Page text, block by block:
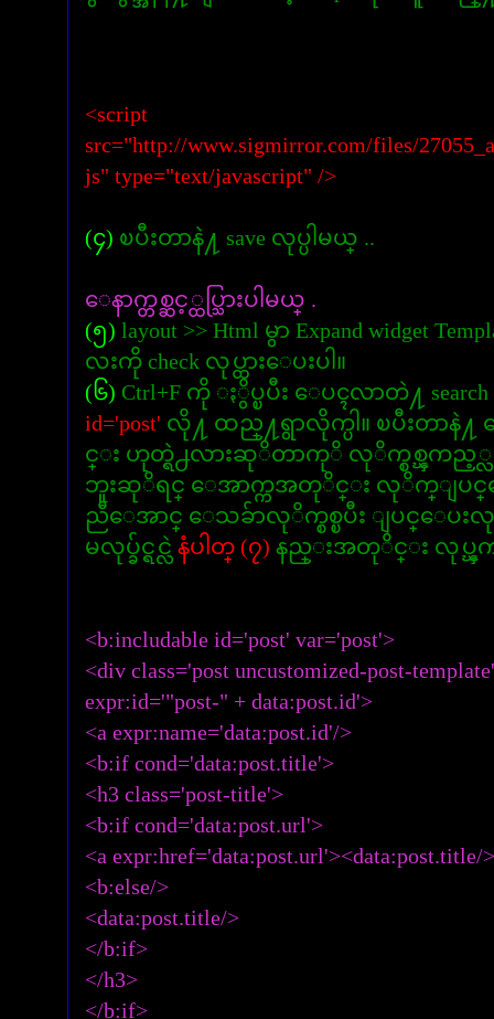
<script
src="http://www.sigmirror.com/files/
js" type="text/javascript" />
(၄) ၿပီးတာနဲ႔ save လုပ္ပါမယ္ ..
ေနာက္တစ္ဆင့္ထပ္သြားပါမယ္ .
(၅) layout >> Html မွာ Expand widget
လးကို check လုပ္ထားေပးပါ။
(၆) Ctrl+F ကို ႏွိပ္ၿပီး ေပၚလာတဲ႔ search
id='post' လို႔ ထည္႔ရွာလိုက္ပါ။ ၿပီးတာနဲ႔
င္း ဟုတ္ရဲ႕လားဆုိတာကုိ လုိက္စစ္ၾကည့္လုိ
ဘူးဆုိရင္ ေအာက္ကအတုိင္း လုိက္ျပင္ေ
ညီေအာင္ ေသခ်ာလုိက္စစ္ၿပီး ျပင္ေပး
မလုပ္ခ်င္ရင္လဲ နံပါတ္ (၇) နည္းအတုိင္း လုပ္ၾ
<b:includable id='post' var='post'>
<div class='post uncustomized-post-template'
expr:id='"post-" + data:post.id'>
<a expr:name='data:post.id'/>
<b:if cond='data:post.title'>
<h3 class='post-title'>
<b:if cond='data:post.url'>
<a expr:href='data:post.url'><data:post.title/
<b:else/>
<data:post.title/>
</b:if>
</h3>
</b:if>